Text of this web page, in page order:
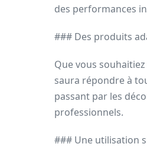
des performances
### Des produits
Que vous
saura répondre à
passant par les
professionnels.
### Une utilisation